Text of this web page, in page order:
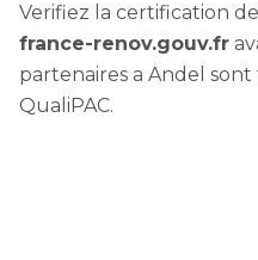
Verifiez la certification
france-renov.gouv.fr
partenaires a Andel
QualiPAC.